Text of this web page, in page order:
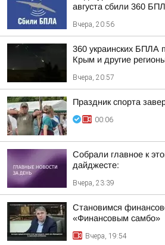
августа сбили 360
Вчера, 20:56
360 украинских БПЛА
Крым и другие
Вчера, 20:57
Праздник спорта
00:06
Собрали главное к
дайджесте:
Вчера, 23:39
Становимся
«Финансовым самбо»
Вчера, 19:54